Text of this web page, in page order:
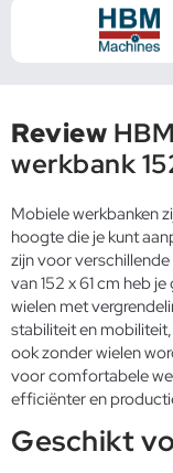
Review
werkbank
Mobiele werkbanken
hoogte die je kunt
zijn voor
van 152 x 61 cm heb
wielen met
stabiliteit en
ook zonder wielen
voor comfortabele
efficiënter en
Geschikt